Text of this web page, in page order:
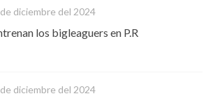
diciembre del 2024
los bigleaguers en P.R
diciembre del 2024